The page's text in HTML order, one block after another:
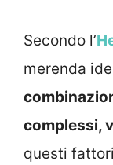
Secondo l’
merenda
complessi,
questi